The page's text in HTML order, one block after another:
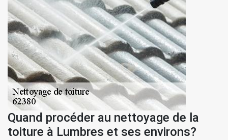
Quand procéder au nettoyage de la
toiture à Lumbres et ses environs?